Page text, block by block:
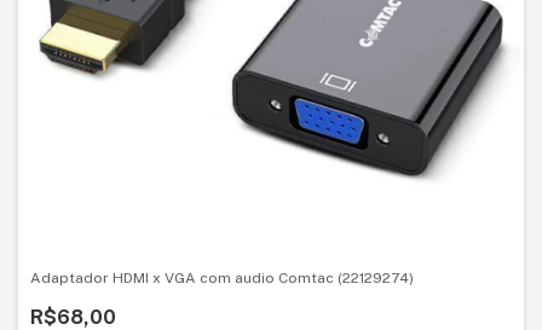
Adaptador HDMI x VGA com audio Comtac (22129274)
R$68,00